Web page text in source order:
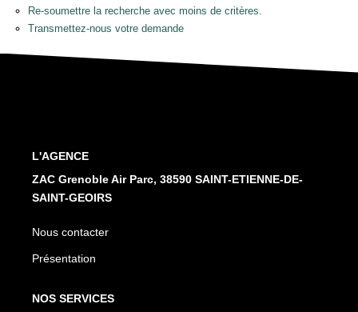
Qui Sommes Nous
Notre Équipe
Nos Services
Re-soumettre la recherche avec moins de critères.
Transmettez-nous votre demande
L'AGENCE
ZAC Grenoble Air Parc, 38590 SAINT-ETIENNE-DE-
SAINT-GEOIRS
Nous contacter
Présentation
NOS SERVICES